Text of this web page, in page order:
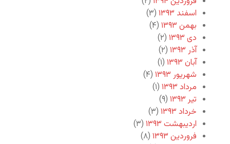
اسفند ۱۳۹۳
(۳)
بهمن ۱۳۹۳
(۴)
دی ۱۳۹۳
(۲)
آذر ۱۳۹۳
(۲)
آبان ۱۳۹۳
(۱)
شهریور ۱۳۹۳
(۴)
مرداد ۱۳۹۳
(۱)
تیر ۱۳۹۳
(۹)
خرداد ۱۳۹۳
(۳)
اردیبهشت ۱۳۹۳
(۳)
فروردین ۱۳۹۳
(۸)